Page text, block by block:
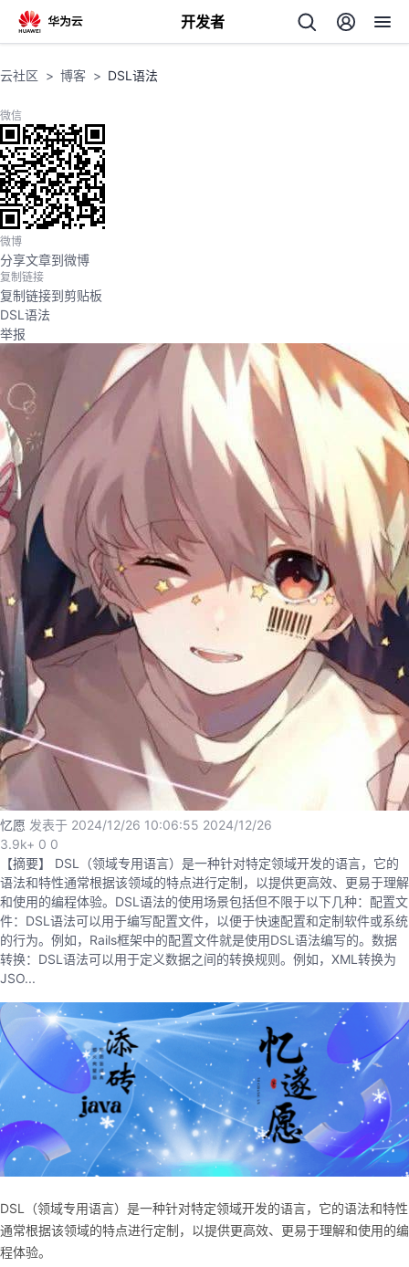
开发者
返
个
人
主
我
的
发
者
我
的我
坛
圈
子
的
直
播
我
的
活
我
的
注
我
开
发
者
学
堂
的
课
我
的
证
我
实
的
的
Programs
我
的
支
持
我
技
术
持
的
云
建
云社区 博客 DSL语法
微信
微博
分享文章到微博
复制链接
复制链接到剪贴板
DSL语法
举报
忆愿 发表于 2024/12/26 10:06:55 2024/12/26
3.9k+ 0 0
【摘要】 DSL（领域专用语言）是一种针对特定领域开发的语言，它的
语法和特性通常根据该领域的特点进行定制，以提供更高效、更易于理解
和使用的编程体验。DSL语法的使用场景包括但不限于以下几种：配置文
件：DSL语法可以用于编写配置文件，以便于快速配置和定制软件或系统
的行为。例如，Rails框架中的配置文件就是使用DSL语法编写的。数据
转换：DSL语法可以用于定义数据之间的转换规则。例如，XML转换为
JSO...
DSL（领域专用语言）是一种针对特定领域开发的语言，它的语法和特性
通常根据该领域的特点进行定制，以提供更高效、更易于理解和使用的编
程体验。